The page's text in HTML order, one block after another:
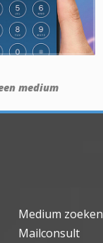
medium
Medium zoeken
Mailconsult